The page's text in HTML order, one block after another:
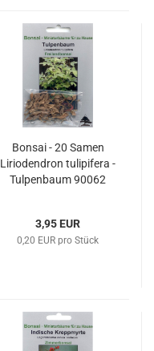
Bonsai - 20 Samen
Liriodendron tulipifera -
Tulpenbaum 90062
3,95 EUR
0,20 EUR pro Stück